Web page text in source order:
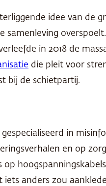
idee van de
in 2018 de
die pleit voor
bij de schietpartij.
gespecialiseerd in
en op
anders zou